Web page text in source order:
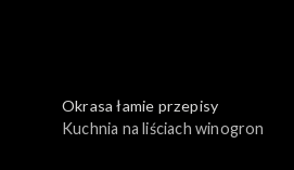
Okrasa łamie przepisy
Kuchnia na liściach winogron